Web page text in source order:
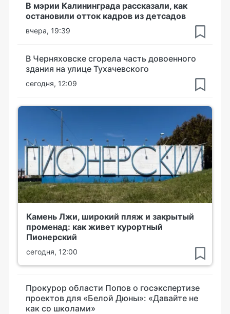
В мэрии Калининграда рассказали, как
остановили отток кадров из детсадов
вчера, 19:39
В Черняховске сгорела часть довоенного
здания на улице Тухачевского
сегодня, 12:09
Камень Лжи, широкий пляж и закрытый
променад: как живет курортный
Пионерский
сегодня, 12:00
Прокурор области Попов о госэкспертизе
проектов для «Белой Дюны»: «Давайте не
как со школами»